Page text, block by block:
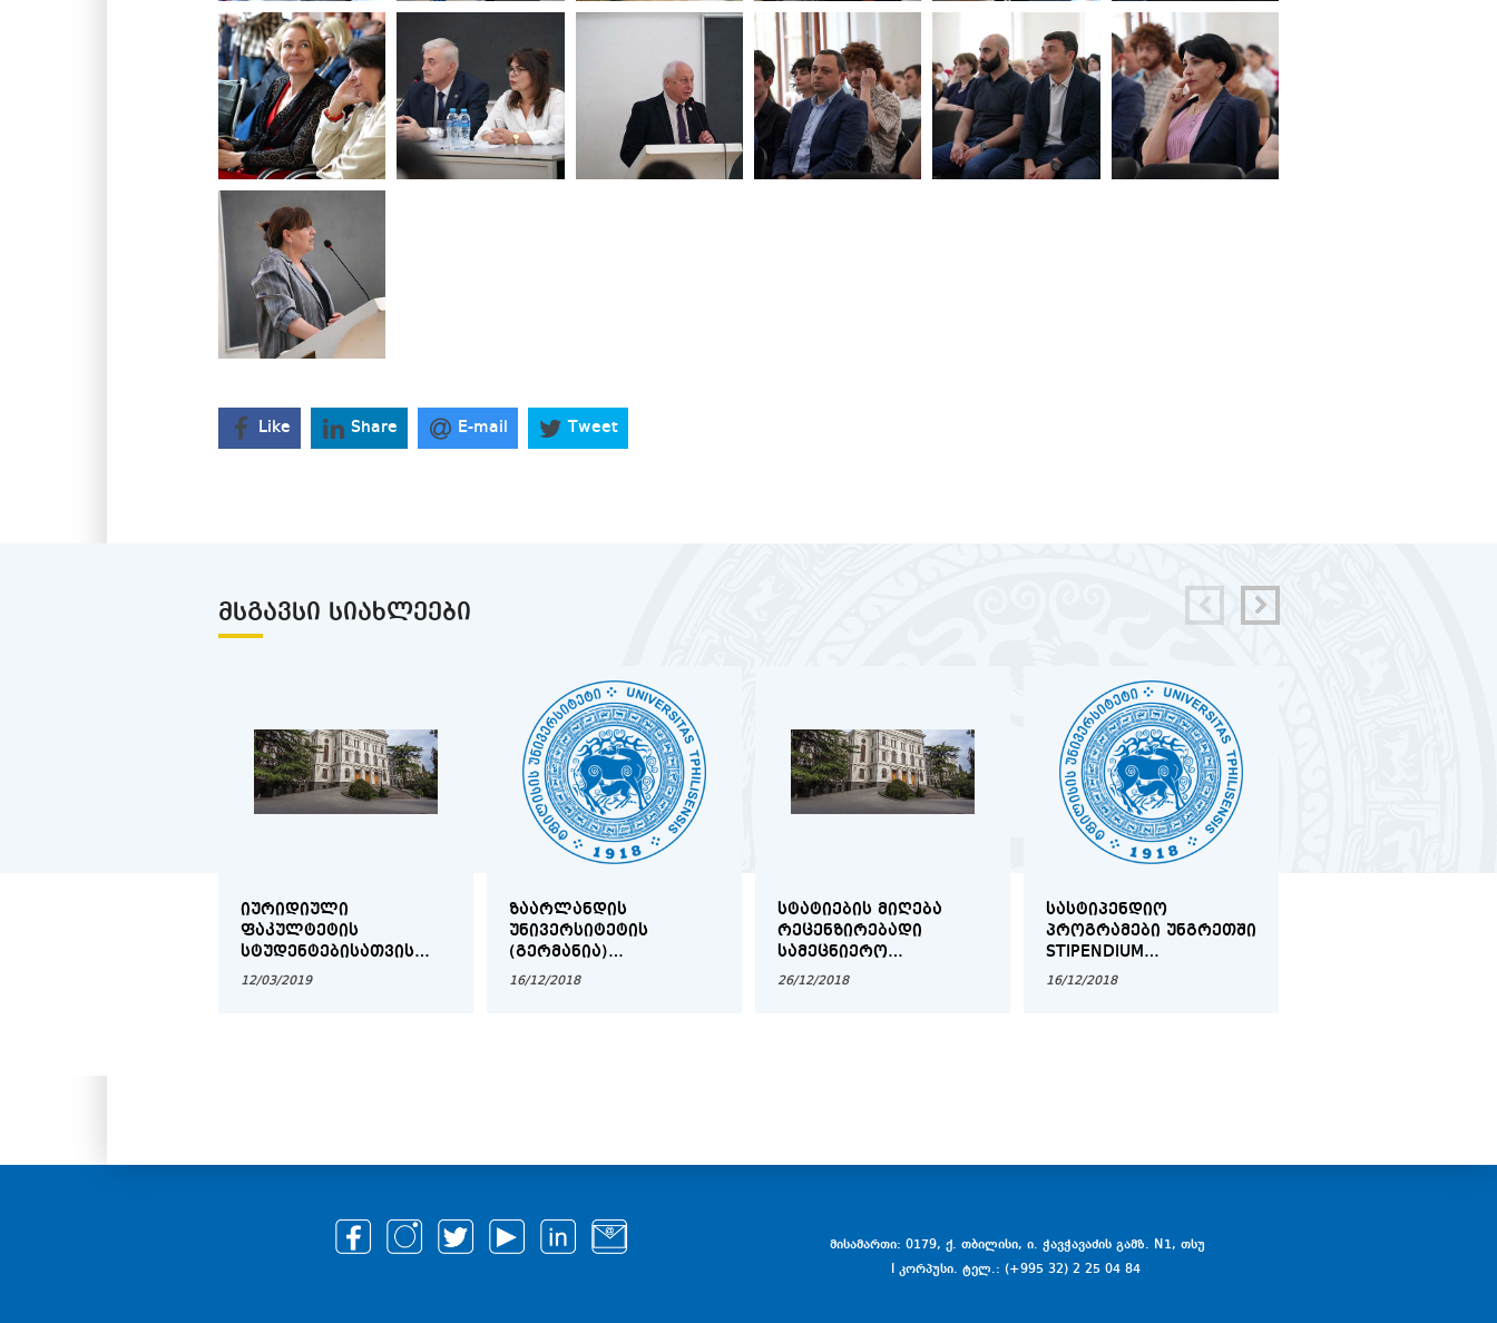
Like Share E-mail Tweet
ᲛᲡᲒᲐᲕᲡᲘ ᲡᲘᲐᲮᲚᲔᲔᲑᲘ
ᲘᲣᲠᲘᲓᲘᲣᲚᲘ
ᲤᲐᲙᲣᲚᲢᲔᲢᲘᲡ
ᲡᲢᲣᲓᲔᲜᲢᲔᲑᲘᲡᲐᲗᲕᲘᲡ
2018-2019 ᲡᲐᲡᲬᲐᲕᲚᲝ
12/03/2019
ᲖᲐᲐᲠᲚᲐᲜᲓᲘᲡ
ᲣᲜᲘᲕᲔᲠᲡᲘᲢᲔᲢᲘᲡ
(ᲒᲔᲠᲛᲐᲜᲘᲐ)
ᲡᲢᲘᲞᲔᲜᲓᲘᲔᲑᲘ ᲗᲡᲣ
16/12/2018
ᲡᲢᲐᲢᲘᲔᲑᲘᲡ ᲛᲘᲦᲔᲑᲐ
ᲠᲔᲪᲔᲜᲖᲘᲠᲔᲑᲐᲓᲘ
ᲡᲐᲛᲔᲪᲜᲘᲔᲠᲝ
ᲟᲣᲠᲜᲐᲚᲘᲡᲐᲗᲕᲘᲡ
26/12/2018
ᲡᲐᲡᲢᲘᲞᲔᲜᲓᲘᲝ
ᲞᲠᲝᲒᲠᲐᲛᲔᲑᲘ ᲣᲜᲒᲠᲔᲗᲨᲘ
STIPENDIUM
HUNGARICUM
16/12/2018
მისამართი: 0179, ქ. თბილისი, ი. ჭავჭავაძის გამზ. N1, თსუ
I კორპუსი. ტელ.: (+995 32) 2 25 04 84